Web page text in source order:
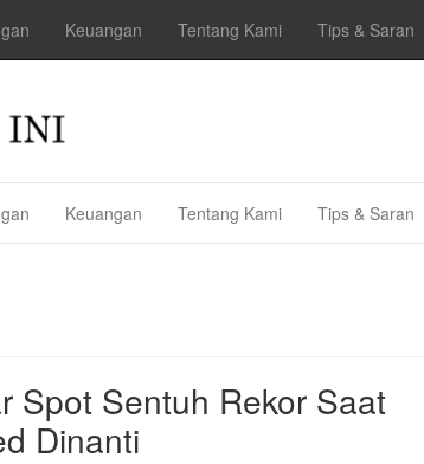
Keuangan Tentang Kami Tips & Saran
Keuangan Tentang Kami Tips & Saran
Spot Sentuh Rekor Saat
Dinanti